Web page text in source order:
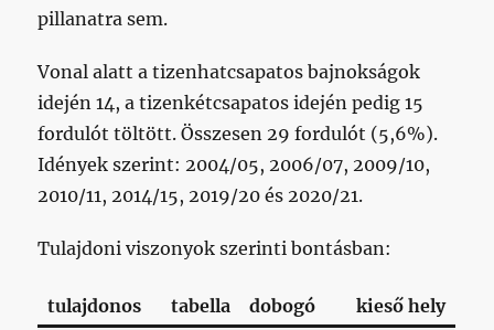
pillanatra sem.
Vonal alatt a tizenhatcsapatos bajnokságok
idején 14, a tizenkétcsapatos idején pedig 15
fordulót töltött. Összesen 29 fordulót (5,6%).
Idények szerint: 2004/05, 2006/07, 2009/10,
2010/11, 2014/15, 2019/20 és 2020/21.
Tulajdoni viszonyok szerinti bontásban:
tulajdonos tabella dobogó
kieső hely